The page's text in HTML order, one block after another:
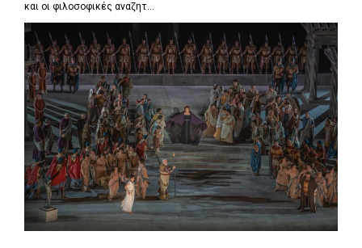
και οι φιλοσοφικές αναζητ...